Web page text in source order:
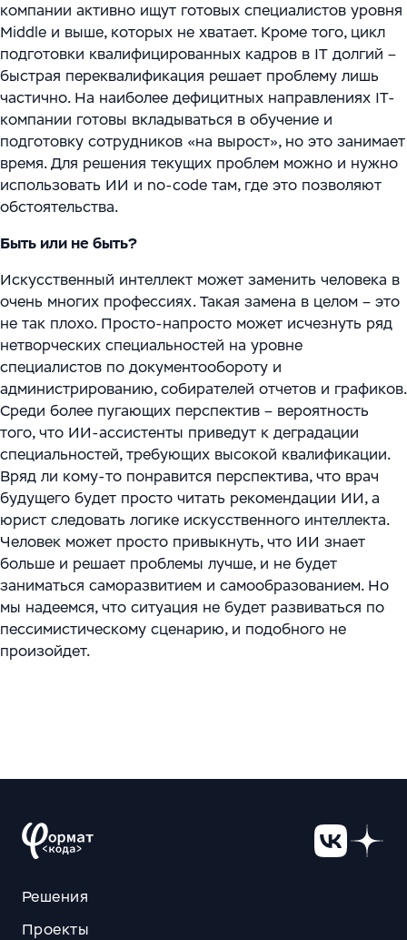
компании активно ищут готовых специалистов уровня
Middle и выше, которых не хватает. Кроме того, цикл
подготовки квалифицированных кадров в IT долгий –
быстрая переквалификация решает проблему лишь
частично. На наиболее дефицитных направлениях IT-
компании готовы вкладываться в обучение и
подготовку сотрудников «на вырост», но это занимает
время. Для решения текущих проблем можно и нужно
использовать ИИ и no-code там, где это позволяют
обстоятельства.
Быть или не быть?
Искусственный интеллект может заменить человека в
очень многих профессиях. Такая замена в целом – это
не так плохо. Просто-напросто может исчезнуть ряд
нетворческих специальностей на уровне
специалистов по документообороту и
администрированию, собирателей отчетов и графиков.
Среди более пугающих перспектив – вероятность
того, что ИИ-ассистенты приведут к деградации
специальностей, требующих высокой квалификации.
Вряд ли кому-то понравится перспектива, что врач
будущего будет просто читать рекомендации ИИ, а
юрист следовать логике искусственного интеллекта.
Человек может просто привыкнуть, что ИИ знает
больше и решает проблемы лучше, и не будет
заниматься саморазвитием и самообразованием. Но
мы надеемся, что ситуация не будет развиваться по
пессимистическому сценарию, и подобного не
произойдет.
Решения
Проекты